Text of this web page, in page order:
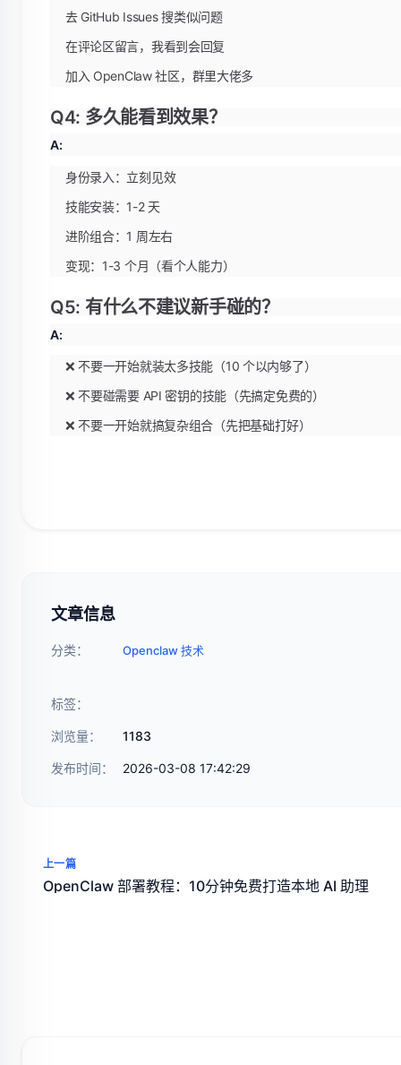
去 GitHub Issues 搜类似问题
在评论区留言，我看到会回复
加入 OpenClaw 社区，群里大佬多
Q4: 多久能看到效果？
A:
身份录入：立刻见效
技能安装：1-2 天
进阶组合：1 周左右
变现：1-3 个月（看个人能力）
Q5: 有什么不建议新手碰的？
A:
❌ 不要一开始就装太多技能（10 个以内够了）
❌ 不要碰需要 API 密钥的技能（先搞定免费的）
❌ 不要一开始就搞复杂组合（先把基础打好）
文章信息
分类： Openclaw 技术
标签：
浏览量： 1183
发布时间： 2026-03-08 17:42:29
上一篇
OpenClaw 部署教程：10分钟免费打造本地 AI 助理